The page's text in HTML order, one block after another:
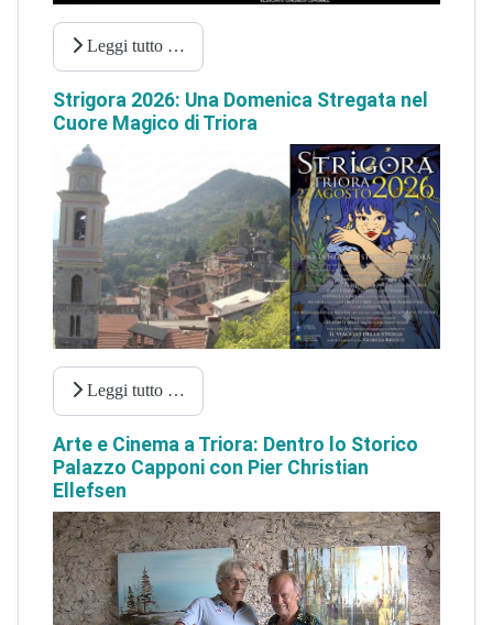
Leggi tutto …
Strigora 2026: Una Domenica Stregata nel
Cuore Magico di Triora
Leggi tutto …
Arte e Cinema a Triora: Dentro lo Storico
Palazzo Capponi con Pier Christian
Ellefsen